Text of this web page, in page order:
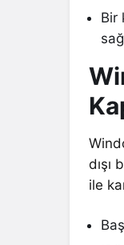
Bir
dışı
ile